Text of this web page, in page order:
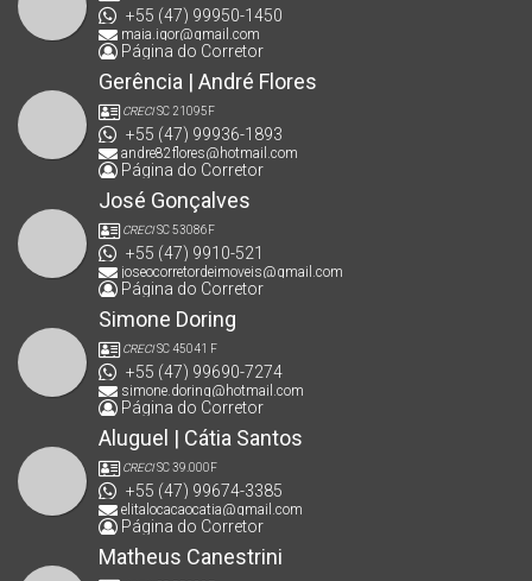
+55 (47) 99950-1450
maia.igor@gmail.com
Página do Corretor
Gerência | André Flores
CRECISC 21095F
+55 (47) 99936-1893
andre82flores@hotmail.com
Página do Corretor
José Gonçalves
CRECISC 53086F
+55 (47) 9910-521
joseocorretordeimoveis@gmail.com
Página do Corretor
Simone Doring
CRECISC 45041 F
+55 (47) 99690-7274
simone.doring@hotmail.com
Página do Corretor
Aluguel | Cátia Santos
CRECISC 39.000F
+55 (47) 99674-3385
elitalocacaocatia@gmail.com
Página do Corretor
Matheus Canestrini